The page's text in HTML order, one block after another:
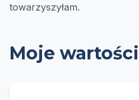
towarzyszyłam.
Moje wartości